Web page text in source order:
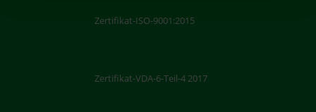
Zertifikat-ISO-9001:2015
Zertifikat-VDA-6-Teil-4 2017